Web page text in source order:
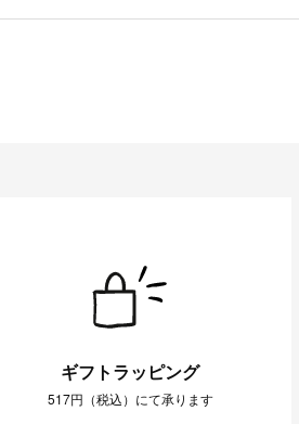
ギフトラッピング
517円（税込）にて承ります